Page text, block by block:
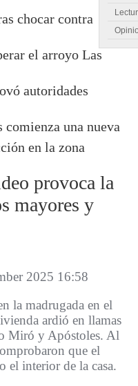
chocar contra
el arroyo Las
autoridades
comienza una nueva
en la zona
provoca la
mayores y
2025 16:58
la madrugada en el
ardió en llamas
Miró y Apóstoles. Al
que el
el interior de la casa.